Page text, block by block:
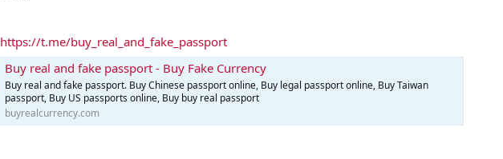
https://t.me/buy_real_and_fake_passport
Buy real and fake passport - Buy Fake Currency
Buy real and fake passport. Buy Chinese passport online, Buy legal passport online, Buy Taiwan
passport, Buy US passports online, Buy buy real passport
buyrealcurrency.com